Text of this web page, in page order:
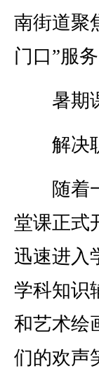
南街道聚
门口”服
暑期
解决职
随着一
堂课正式
迅速进入
学科知识
和艺术绘
们的欢声